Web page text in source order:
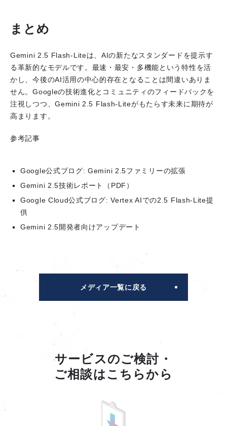
まとめ
Gemini 2.5 Flash-Liteは、AIの新たなスタンダードを提示す
る革新的なモデルです。最速・最安・多機能という特性を活
かし、今後のAI活用の中心的存在となることは間違いありま
せん。Googleの技術進化とコミュニティのフィードバックを
注視しつつ、Gemini 2.5 Flash-Liteがもたらす未来に期待が
高まります。
参考記事
Google公式ブログ: Gemini 2.5ファミリーの拡張
Gemini 2.5技術レポート（PDF）
Google Cloud公式ブログ: Vertex AIでの2.5 Flash-Lite提
供
Gemini 2.5開発者向けアップデート
メディア一覧に戻る
サービスのご検討・
ご相談はこちらから